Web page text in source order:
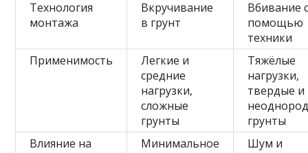
Технология
монтажа
Вкручивание
в грунт
Вбивание
помощью
техники
Применимость
Легкие и
средние
нагрузки,
сложные
грунты
Тяжёлые
нагрузки,
твердые и
грунты
Влияние на
Минимальное
Шум и